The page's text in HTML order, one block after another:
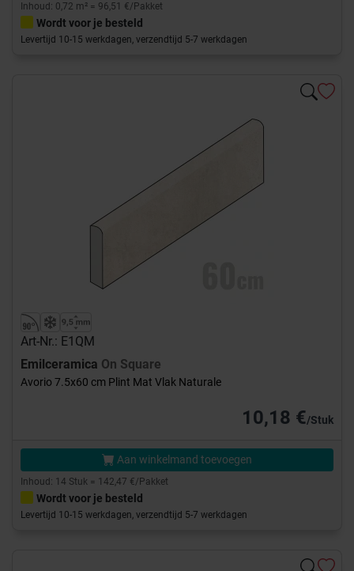
Inhoud: 0,72 m² = 96,51 €/Pakket
Wordt voor je besteld
Levertijd 10-15 werkdagen, verzendtijd 5-7 werkdagen
Art-Nr.: E1QM
Emilceramica On Square
Avorio 7.5x60 cm Plint Mat Vlak Naturale
10,18 €/Stuk
Aan winkelmand toevoegen
Inhoud: 14 Stuk = 142,47 €/Pakket
Wordt voor je besteld
Levertijd 10-15 werkdagen, verzendtijd 5-7 werkdagen